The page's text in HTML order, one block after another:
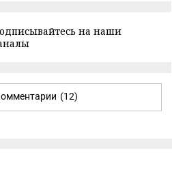
на наши
(12)